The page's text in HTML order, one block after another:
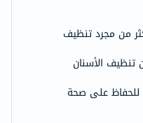
اللثة بنسبة 21% أكثر من مجرد تنظيف
52% أكثر من تنظيف الأسنان
للحفاظ على صحة